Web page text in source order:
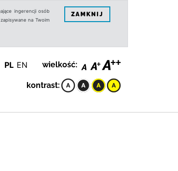
ingerencji osób
na Twoim
ZAMKNIJ
PL EN wielkość:
kontrast: